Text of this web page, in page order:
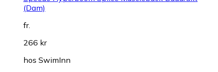
(Dam)
fr.
266 kr
hos SwimInn